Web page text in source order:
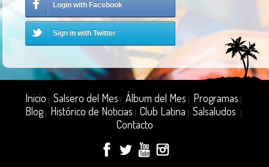
Login with Facebook
Sign in with Twitter
Inicio Salsero del Mes Álbum del Mes Programas
Blog| Histórico de Noticias Club Latina Salsaludos
Contacto